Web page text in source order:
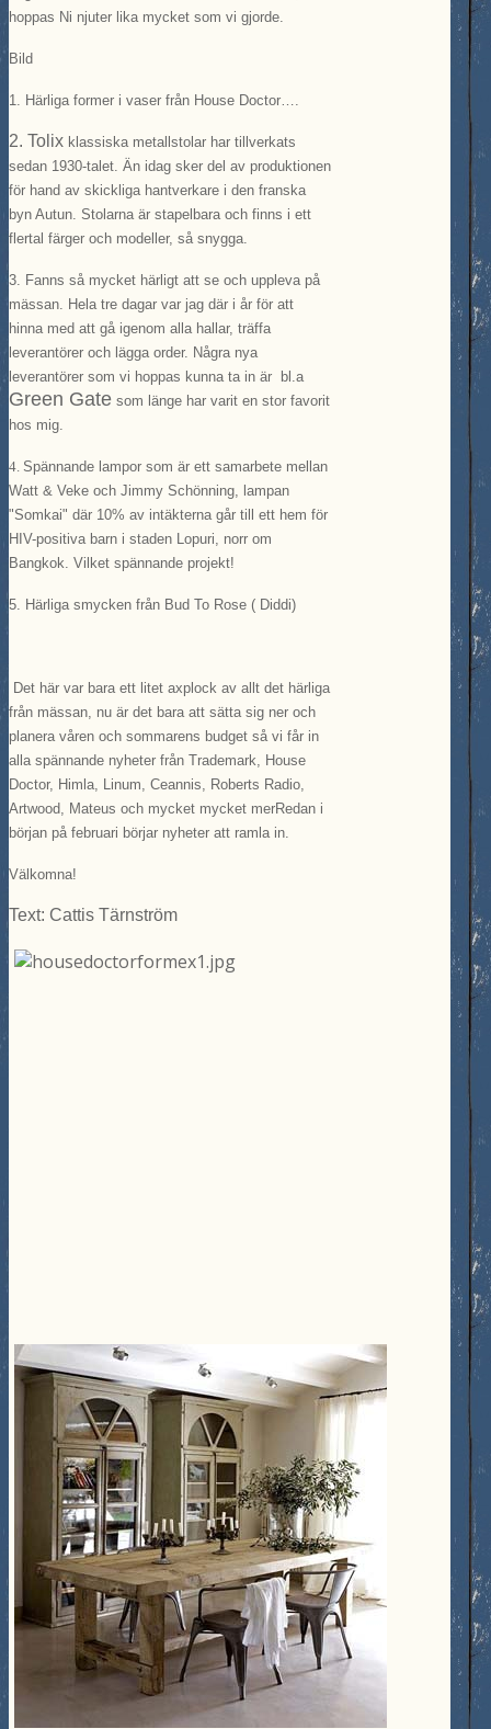
hoppas Ni njuter lika mycket som vi gjorde.
Bild
1. Härliga former i vaser från House Doctor….
2. Tolix klassiska metallstolar har tillverkats
sedan 1930-talet. Än idag sker del av produktionen
för hand av skickliga hantverkare i den franska
byn Autun. Stolarna är stapelbara och finns i ett
flertal färger och modeller, så snygga.
3. Fanns så mycket härligt att se och uppleva på
mässan. Hela tre dagar var jag där i år för att
hinna med att gå igenom alla hallar, träffa
leverantörer och lägga order. Några nya
leverantörer som vi hoppas kunna ta in är bl.a
Green Gate som länge har varit en stor favorit
hos mig.
4. Spännande lampor som är ett samarbete mellan
Watt & Veke och Jimmy Schönning, lampan
"Somkai" där 10% av intäkterna går till ett hem för
HIV-positiva barn i staden Lopuri, norr om
Bangkok. Vilket spännande projekt!
5. Härliga smycken från Bud To Rose ( Diddi)
Det här var bara ett litet axplock av allt det härliga
från mässan, nu är det bara att sätta sig ner och
planera våren och sommarens budget så vi får in
alla spännande nyheter från Trademark, House
Doctor, Himla, Linum, Ceannis, Roberts Radio,
Artwood, Mateus och mycket mycket merRedan i
början på februari börjar nyheter att ramla in.
Välkomna!
Text: Cattis Tärnström